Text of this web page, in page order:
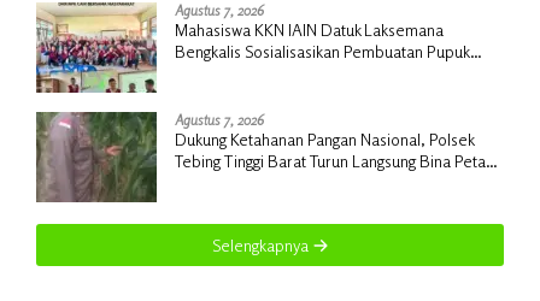
Agustus 7, 2026
Mahasiswa KKN IAIN Datuk Laksemana
Bengkalis Sosialisasikan Pembuatan Pupuk
Agustus 7, 2026
Dukung Ketahanan Pangan Nasional, Polsek
Tebing Tinggi Barat Turun Langsung Bina Petani
Selengkapnya